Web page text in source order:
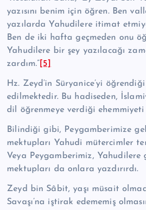
yazısını benim için öğren. Ben
yazılarda Yahudilere itimat
Ben de iki hafta geçmeden onu
Yahudilere bir şey yazılacağı
zardım.” [5]
Hz. Zeyd’in Süryanice’yi
edilmektedir. Bu hadiseden,
dil öğrenmeye verdiği
Bilindiği gibi, Peygamberimize
mektupları Yahudi müter­cimler
Veya Peygamberimiz, Yahudilere
mektup­ları da onlara yazdırırdı.
Zeyd bin Sâbit, yaşı müsait
Savaşı’na iştirak edememiş